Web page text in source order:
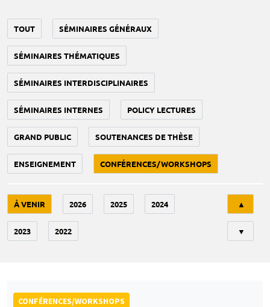
TOUT SÉMINAIRES GÉNÉRAUX
SÉMINAIRES THÉMATIQUES
SÉMINAIRES INTERDISCIPLINAIRES
SÉMINAIRES INTERNES POLICY LECTURES
GRAND PUBLIC SOUTENANCES DE THÈSE
ENSEIGNEMENT CONFÉRENCES/WORKSHOPS
À VENIR 2026 2025 2024
2023 2022
▲
▼
CONFÉRENCES/WORKSHOPS